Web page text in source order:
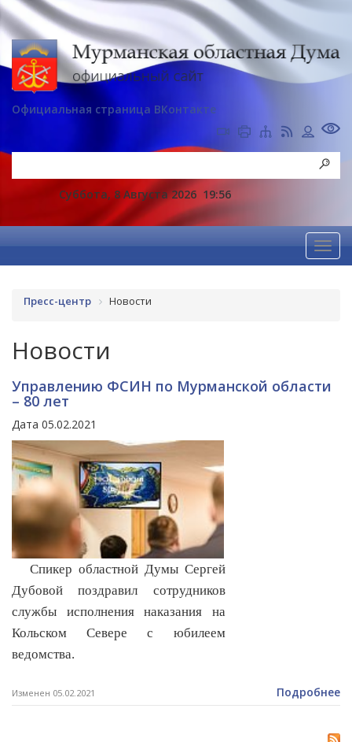
Официальная страница ВКонтакте
Суббота, 8 Августа 2026 19:56
Пресс-центр Новости
Новости
Управлению ФСИН по Мурманской области
– 80 лет
Дата 05.02.2021
Спикер областной Думы Сергей
Дубовой поздравил сотрудников
службы исполнения наказания на
Кольском Севере с юбилеем
ведомства.
Изменен 05.02.2021 Подробнее